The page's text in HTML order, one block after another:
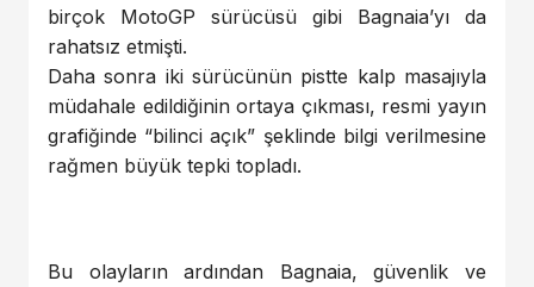
birçok MotoGP sürücüsü gibi Bagnaia’yı da
rahatsız etmişti.
Daha sonra iki sürücünün pistte kalp masajıyla
müdahale edildiğinin ortaya çıkması, resmi yayın
grafiğinde “bilinci açık” şeklinde bilgi verilmesine
rağmen büyük tepki topladı.
Bu olayların ardından Bagnaia, güvenlik ve